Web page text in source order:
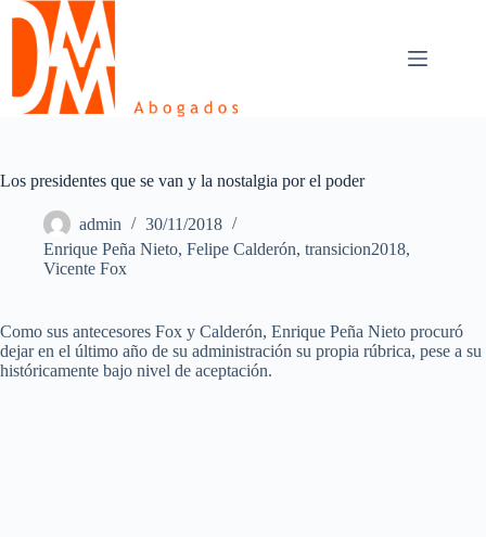
Skip
content
Los presidentes que se van y la nostalgia por el poder
admin
30/11/2018
Enrique Peña Nieto, Felipe Calderón, transicion2018,
Vicente Fox
Como sus antecesores Fox y Calderón, Enrique Peña Nieto procuró
dejar en el último año de su administración su propia rúbrica, pese a su
históricamente bajo nivel de aceptación.